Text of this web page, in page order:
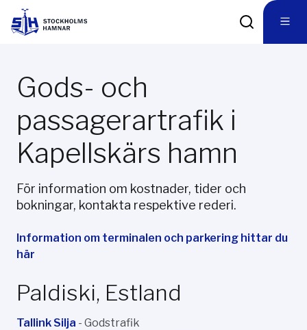
Gods- och
passagerartrafik i
Kapellskärs hamn
För information om kostnader, tider och
bokningar, kontakta respektive rederi.
Information om terminalen och parkering hittar du
här
Paldiski, Estland
Tallink Silja - Godstrafik